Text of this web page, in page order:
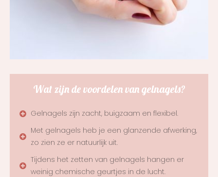
Wat zijn de voordelen van gelnagels?
Gelnagels zijn zacht, buigzaam en flexibel.
Met gelnagels heb je een glanzende afwerking,
zo zien ze er natuurlijk uit.
Tijdens het zetten van gelnagels hangen er
weinig chemische geurtjes in de lucht.